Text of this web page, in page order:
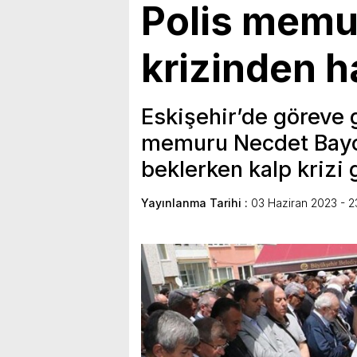
Polis
krizinden
Eskişehir’de
memuru Necdet
beklerken kalp krizi
Yayınlanma Tarihi : 03 Haziran 2023 -